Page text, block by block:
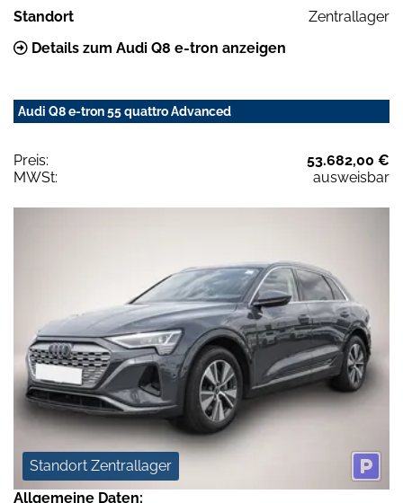
Standort
Zentrallager
Details zum Audi Q8 e-tron anzeigen
Audi Q8 e-tron 55 quattro Advanced
Preis:
53.682,00 €
MWSt:
ausweisbar
Standort Zentrallager
Allgemeine Daten: